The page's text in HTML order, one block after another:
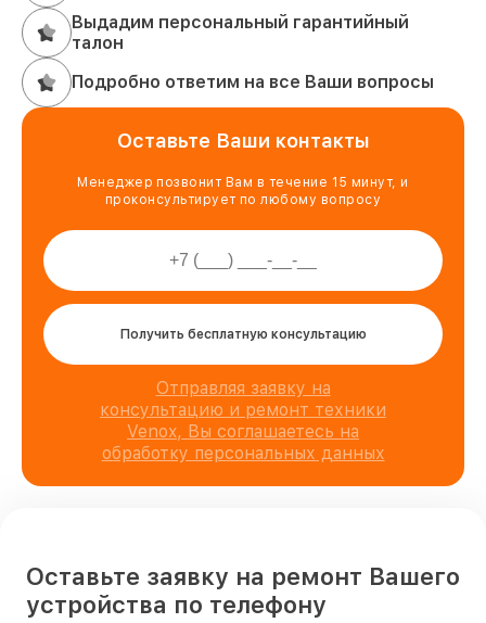
Выдадим персональный гарантийный
талон
Подробно ответим на все Ваши вопросы
Оставьте Ваши контакты
Менеджер позвонит Вам в течение 15 минут, и
проконсультирует по любому вопросу
Получить бесплатную консультацию
Отправляя заявку на
консультацию и ремонт техники
Venox, Вы соглашаетесь на
обработку персональных данных
Оставьте заявку на ремонт Вашего
устройства по телефону